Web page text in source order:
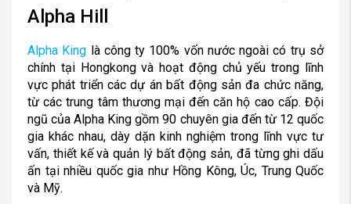
Alpha Hill
Alpha King là công ty 100% vốn nước ngoài có trụ sở
chính tại Hongkong và hoạt động chủ yếu trong lĩnh
vực phát triển các dự án bất động sản đa chức năng,
từ các trung tâm thương mại đến căn hộ cao cấp. Đội
ngũ của Alpha King gồm 90 chuyên gia đến từ 12 quốc
gia khác nhau, dày dặn kinh nghiệm trong lĩnh vực tư
vấn, thiết kế và quản lý bất động sản, đã từng ghi dấu
ấn tại nhiều quốc gia như Hồng Kông, Úc, Trung Quốc
và Mỹ.